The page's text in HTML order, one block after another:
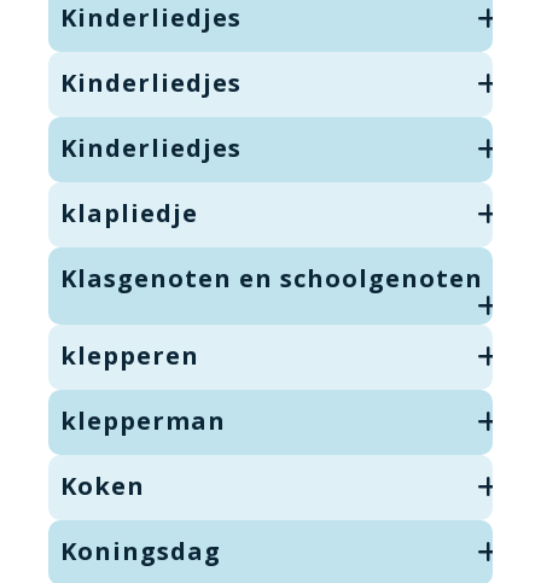
Kinderliedjes
Kinderliedjes
Kinderliedjes
klapliedje
Klasgenoten en schoolgenoten
klepperen
klepperman
Koken
Koningsdag